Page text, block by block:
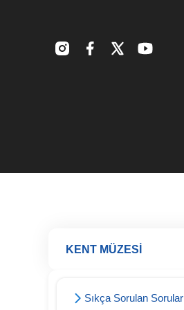
KENT MÜZESİ
Sıkça Sorulan Sorular